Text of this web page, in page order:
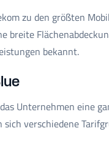
zu den größten
breite
bekannt.
Unternehmen eine
verschiedene